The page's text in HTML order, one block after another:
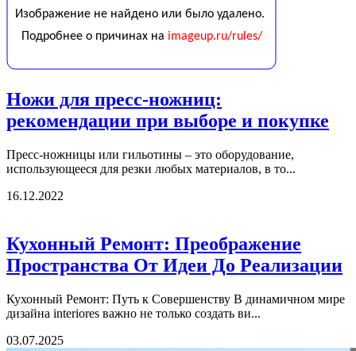
Ножи для пресс-ножниц:
рекомендации при выборе и покупке
Пресс-ножницы или гильотины – это оборудование,
использующееся для резки любых материалов, в то...
16.12.2022
Кухонный Ремонт: Преображение
Пространства От Идеи До Реализации
Кухонный Ремонт: Путь к Совершенству В динамичном мире
дизайна interiores важно не только создать ви...
03.07.2025